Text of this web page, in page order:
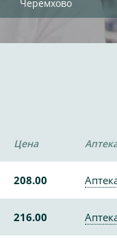
Черемхово
Цена
208.00
216.00